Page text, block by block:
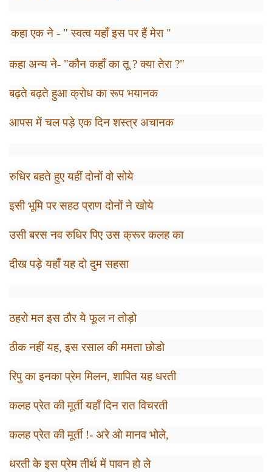
कहा एक ने - " स्वत्व यहाँ इस पर हैं मेरा "
कहा अन्य ने- "कौन कहाँ का तू ?क्या तेरा ?"
बढ़ते बढ़ते हुआ क्रोध का रूप भयानक
आपस में चल पड़े एक दिनशस्त्रअचानक
रुधिर बहते हुए यहीं दोनों वो सोये
इसी भूमि पर सहठ प्राण दोनों ने खोये
उसी बरस नव रुधिर पिए उस क्रूर कलह का
दीख पड़े यहाँ यह दो दुम सहसा
ठहरो मत इस ठौर ये फूल न तोड़ो
ठीक नहीं यह,इस रसाल की ममता छोडो
रिपु का इनका प्रेम मिलन,शापित यह धरती
कलह प्रेत की मूर्ती यहाँ दिन रात विचरती
कलह प्रेत की मूर्ती !- अरे ओ मानव भोले,
धरती के इस प्रेम तीर्थ में पावन हो ले